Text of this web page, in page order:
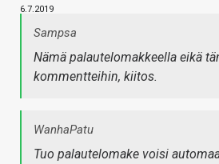
6.7.2019
Sampsa
Nämä palautelomakkeella eikä
kommentteihin, kiitos.
WanhaPatu
Tuo palautelomake voisi